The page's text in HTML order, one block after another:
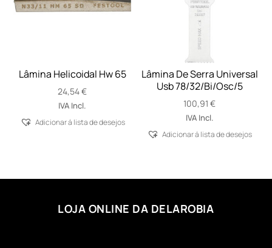
Lâmina Helicoidal Hw 65
24,54€
IVA Incl.
Adicionar á lista de desejos
Lâmina De Serra Universal
Usb 78/32/Bi/Osc/5
100,91€
IVA Incl.
Adicionar á lista de desejos
LOJA ONLINE DA DELAROBIA